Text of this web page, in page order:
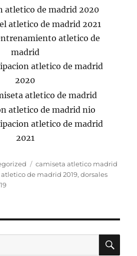
Etiquetas
camiseta atletico madrid
de madrid 2019,dorsales